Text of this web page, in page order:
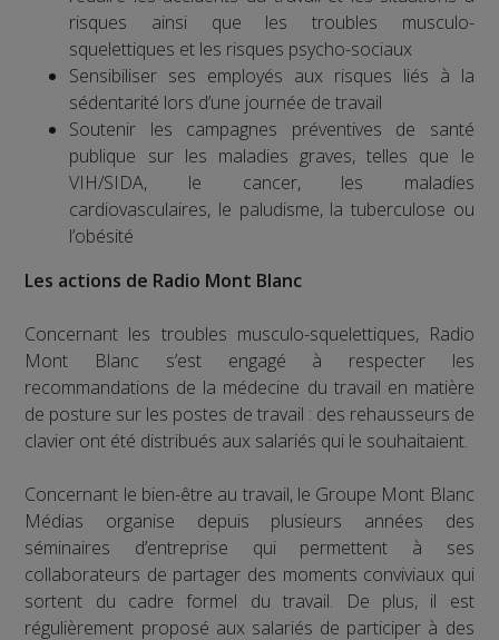
risques ainsi que les troubles musculo-
squelettiques et les risques psycho-sociaux
Sensibiliser ses employés aux risques liés à la
sédentarité lors d’une journée de travail
Soutenir les campagnes préventives de santé
publique sur les maladies graves, telles que le
VIH/SIDA, le cancer, les maladies
cardiovasculaires, le paludisme, la tuberculose ou
l’obésité
Les actions de Radio Mont Blanc
Concernant les troubles musculo-squelettiques, Radio
Mont Blanc s’est engagé à respecter les
recommandations de la médecine du travail en matière
de posture sur les postes de travail : des rehausseurs de
clavier ont été distribués aux salariés qui le souhaitaient.
Concernant le bien-être au travail, le Groupe Mont Blanc
Médias organise depuis plusieurs années des
séminaires d’entreprise qui permettent à ses
collaborateurs de partager des moments conviviaux qui
sortent du cadre formel du travail. De plus, il est
régulièrement proposé aux salariés de participer à des